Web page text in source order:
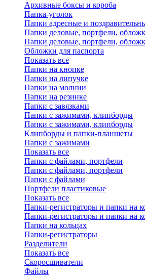
Архивные боксы и короба
Папка-уголок
Папки адресные и
Папки деловые, портфели,
Папки деловые, портфели,
Обложки для паспорта
Показать все
Папки на кнопке
Папки на липучке
Папки на молнии
Папки на резинке
Папки с завязками
Папки с зажимами, клипборды
Папки с зажимами, клипборды
Клипборды и папки-планшеты
Папки с зажимами
Показать все
Папки с файлами, портфели
Папки с файлами, портфели
Папки с файлами
Портфели пластиковые
Показать все
Папки-регистраторы и папки на
Папки-регистраторы и папки на
Папки на кольцах
Папки-регистраторы
Разделители
Показать все
Скоросшиватели
Файлы